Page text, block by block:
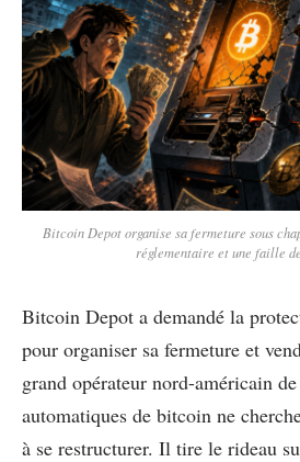
Bitcoin Depot organise sa fermeture sous
réglementaire et une faille
Bitcoin Depot a demandé la
pour organiser sa fermeture et
grand opérateur nord-américain
automatiques de bitcoin ne
à se restructurer. Il tire le rideau